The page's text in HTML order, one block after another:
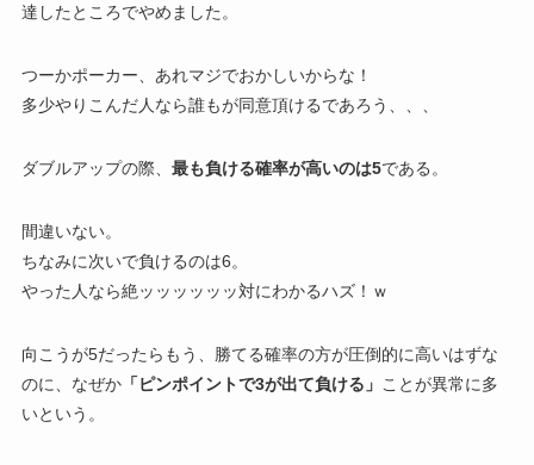
達したところでやめました。
つーかポーカー、あれマジでおかしいからな！
多少やりこんだ人なら誰もが同意頂けるであろう、、、
ダブルアップの際、 最も負ける確率が高いのは5である。
間違いない。
ちなみに次いで負けるのは6。
やった人なら絶ッッッッッッ対にわかるハズ！ｗ
向こうが5だったらもう、勝てる確率の方が圧倒的に高いはずな
のに、なぜか「ピンポイントで3が出て負ける」 ことが異常に多
いという。